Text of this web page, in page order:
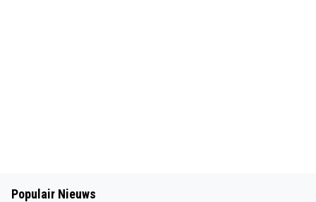
Populair Nieuws